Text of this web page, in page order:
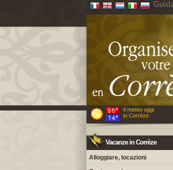
Il meteo oggi
in Corrèze
Vacanze in Corrèze
Alloggiare, locazioni